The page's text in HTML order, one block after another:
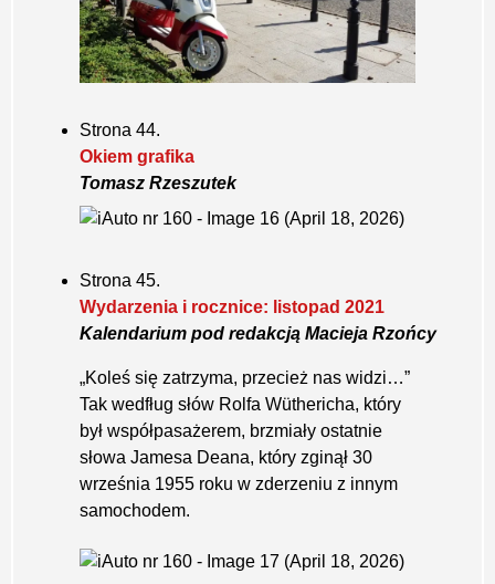
Strona 44.
Okiem grafika
Tomasz Rzeszutek
Strona 45.
Wydarzenia i rocznice: listopad 2021
Kalendarium pod redakcją Macieja Rzońcy
„Koleś się zatrzyma, przecież nas widzi…”
Tak wedfług słów Rolfa Wüthericha, który
był współpasażerem, brzmiały ostatnie
słowa Jamesa Deana, który zginął 30
września 1955 roku w zderzeniu z innym
samochodem.